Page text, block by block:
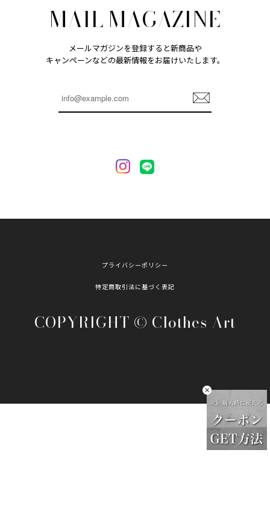
MAIL MAGAZINE
メールマガジンを登録すると新商品や
キャンペーンなどの最新情報をお届けいたします。
登
録
プライバシーポリシー
特定商取引法に基づく表記
COPYRIGHT © Clothes Art